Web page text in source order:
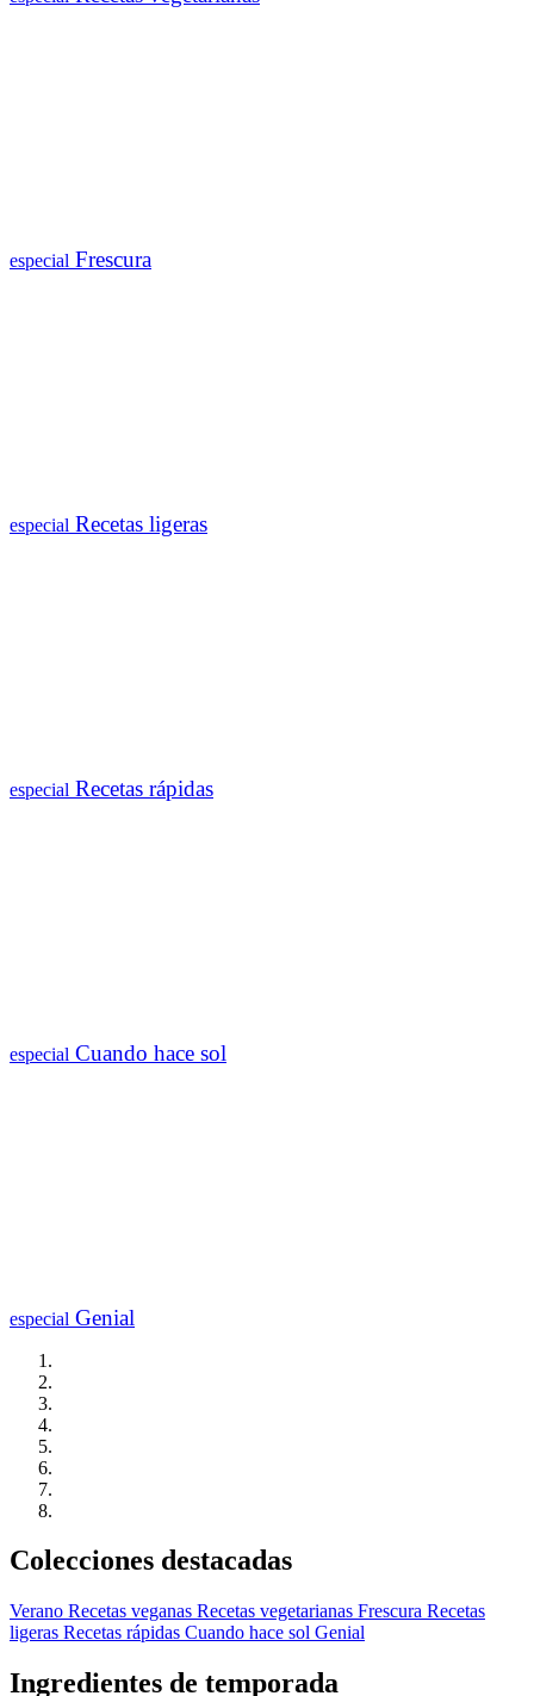
especial Frescura
especial Recetas ligeras
especial Recetas rápidas
especial Cuando hace sol
especial Genial
Colecciones destacadas
Verano Recetas veganas Recetas vegetarianas Frescura Recetas
ligeras Recetas rápidas Cuando hace sol Genial
Ingredientes de temporada